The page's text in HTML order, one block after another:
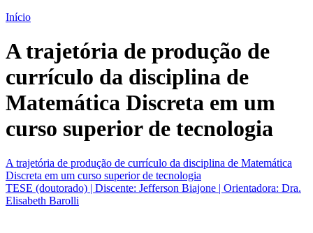
Início
A trajetória de produção de
currículo da disciplina de
Matemática Discreta em um
curso superior de tecnologia
A trajetória de produção de currículo da disciplina de Matemática
Discreta em um curso superior de tecnologia
TESE (doutorado) | Discente: Jefferson Biajone | Orientadora: Dra.
Elisabeth Barolli